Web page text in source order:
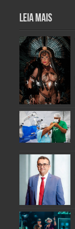
Leia mais